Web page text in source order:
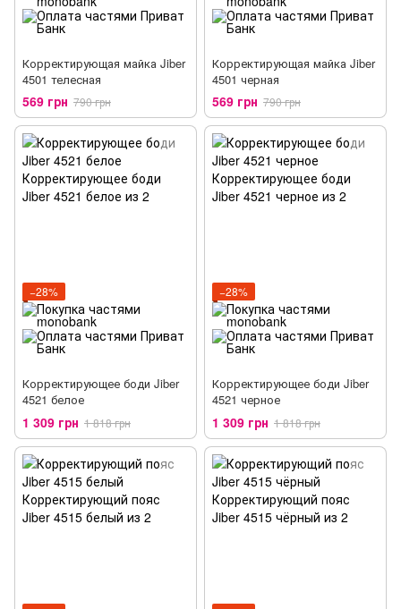
Корректирующая майка Jiber
4501 телесная
569 грн 790 грн
Корректирующая майка Jiber
4501 черная
569 грн 790 грн
−28%
Корректирующее боди Jiber
4521 белое
1 309 грн 1 818 грн
−28%
Корректирующее боди Jiber
4521 черное
1 309 грн 1 818 грн